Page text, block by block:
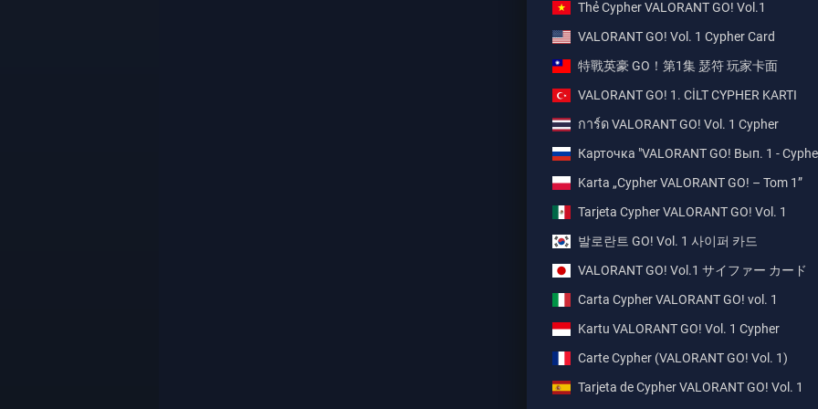
Thẻ Cypher VALORANT GO! Vol.1
VALORANT GO! Vol. 1 Cypher Card
特戰英豪 GO！第1集 瑟符 玩家卡面
VALORANT GO! 1. CİLT CYPHER KARTI
การ์ด VALORANT GO! Vol. 1 Cypher
Карточка "VALORANT GO! Вып. 1 -
Karta „Cypher VALORANT GO! – Tom 1”
Tarjeta Cypher VALORANT GO! Vol. 1
발로란트 GO! Vol. 1 사이퍼 카드
VALORANT GO! Vol.1 サイファー カード
Carta Cypher VALORANT GO! vol. 1
Kartu VALORANT GO! Vol. 1 Cypher
Carte Cypher (VALORANT GO! Vol. 1)
Tarjeta de Cypher VALORANT GO! Vol. 1